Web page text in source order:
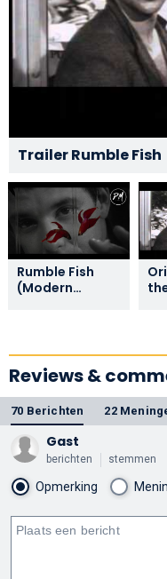
Trailer Rumble Fish
Rumble Fish
(Modern
Reviews &
70 Berichten 22
Gast
berichten stemmen
Opmerking